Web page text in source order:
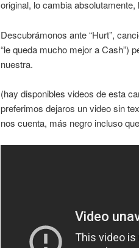
original, lo cambia
Descubrámonos ante “Hurt”,
“le queda mucho mejor a Cash”)
nuestra.
(hay disponibles videos de esta
preferimos dejaros un video sin
nos cuenta, más negro incluso